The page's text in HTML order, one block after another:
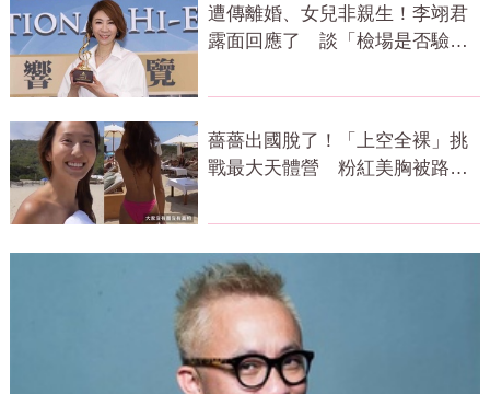
遭傳離婚、女兒非親生！李翊君
露面回應了 談「檢場是否驗
薔薔出國脫了！「上空全裸」挑
戰最大天體營 粉紅美胸被路人